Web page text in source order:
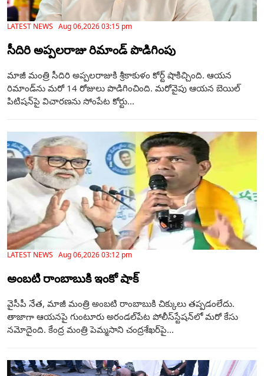
LATEST NEWS Aug 06,2026 03:15 pm
సీదిరి అప్పలరాజు రిమాండ్ పొడిగింపు
మాజీ మంత్రి సీదిరి అప్పలరాజుకి శ్రీకాకుళం కోర్ట్ షాకిచ్చింది. ఆయన
రిమాండ్‌ను మరో 14 రోజులు పొడిగించింది. మరోవైపు ఆయన బెయిల్‌
పిటిషన్‌పై విచారణను సోంపేట కోర్టు...
LATEST NEWS Aug 06,2026 03:12 pm
అంబటి రాంబాబుకి ఇంకో షాక్
వైసీపీ నేత, మాజీ మంత్రి అంబటి రాంబాబుకి చిక్కులు తప్పడంలేదు.
తాజాగా ఆయనపై గుంటూరు అరండల్‌పేట పోలీస్‌స్టేషన్‌లో మరో కేసు
నమోదైంది. కేంద్ర మంత్రి పెమ్మసాని చంద్రశేఖర్‌పై...